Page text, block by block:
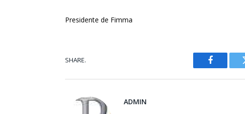
Presidente de Fimma
SHARE.
Facebook
ADMIN